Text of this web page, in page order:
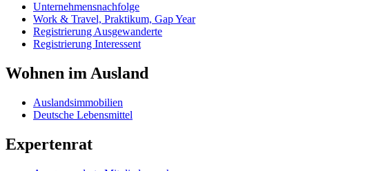
Unternehmensnachfolge
Work & Travel, Praktikum, Gap Year
Registrierung Ausgewanderte
Registrierung Interessent
Wohnen im Ausland
Auslandsimmobilien
Deutsche Lebensmittel
Expertenrat